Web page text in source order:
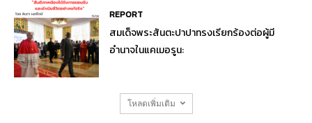
REPORT
สมเด็จพระสันตะปาปาทรงเรียกร้องต่อผู้มี
อำนาจในแคเมอรูน:
โหลดเพิ่มเติม